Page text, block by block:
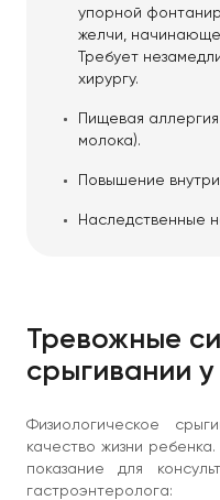
упорной
желчи,
Требует
хирургу.
Пищевая
молока).
Повышение
Наследственные
Тревожные
срыгивании у
Физиологическое
качество жизни
показание для
гастроэнтеролога: